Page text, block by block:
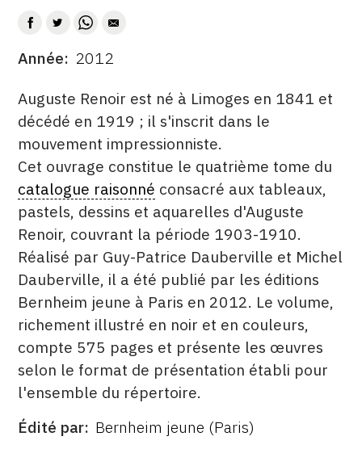
DATE
Année 2012
DESCRITPTION
Auguste Renoir est né à Limoges en 1841 et
décédé en 1919 ; il s'inscrit dans le
mouvement impressionniste.
Cet ouvrage constitue le quatrième tome du
catalogue raisonné consacré aux tableaux,
pastels, dessins et aquarelles d'Auguste
Renoir, couvrant la période 1903-1910.
Réalisé par Guy-Patrice Dauberville et Michel
Dauberville, il a été publié par les éditions
Bernheim jeune à Paris en 2012. Le volume,
richement illustré en noir et en couleurs,
compte 575 pages et présente les œuvres
selon le format de présentation établi pour
l'ensemble du répertoire.
ÉDITÉ
Édité par Bernheim jeune (Paris)